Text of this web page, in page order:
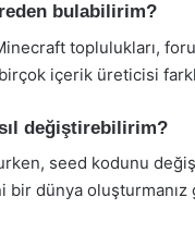
bulabilirim?
toplulukları,
birçok içerik üreticisi
değiştirebilirim?
seed kodunu
bir dünya oluşturmanız